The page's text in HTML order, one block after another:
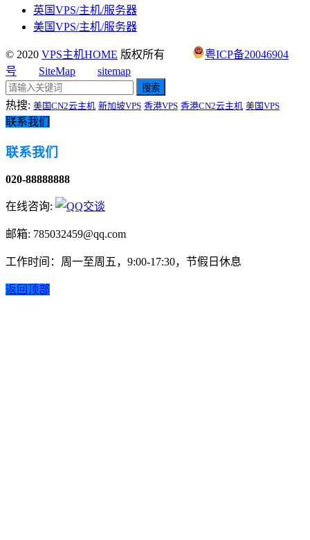
英国VPS/主机/服务器
美国VPS/主机/服务器
© 2020 VPS主机HOME 版权所有
粤ICP备20046904
号
SiteMap sitemap
搜索
热搜: 美国CN2云主机 新加坡VPS 香港VPS 香港CN2云主机 美国VPS
联系我们
联系我们
020-88888888
在线咨询:
邮箱: 785032459@qq.com
工作时间：周一至周五，9:00-17:30，节假日休息
返回顶部